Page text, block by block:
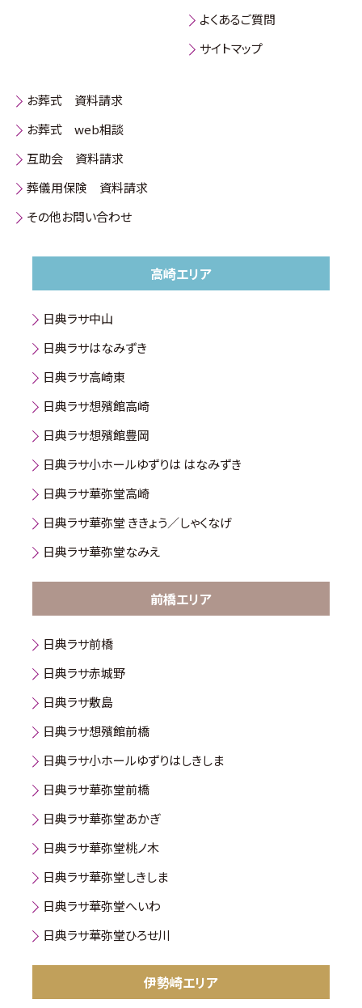
よくあるご質問
サイトマップ
お葬式 資料請求
お葬式 web相談
互助会 資料請求
葬儀用保険 資料請求
その他お問い合わせ
高崎エリア
日典ラサ中山
日典ラサはなみずき
日典ラサ高崎東
日典ラサ想殯館高崎
日典ラサ想殯館豊岡
日典ラサ小ホールゆずりは はなみずき
日典ラサ華弥堂高崎
日典ラサ華弥堂 ききょう／しゃくなげ
日典ラサ華弥堂なみえ
前橋エリア
日典ラサ前橋
日典ラサ赤城野
日典ラサ敷島
日典ラサ想殯館前橋
日典ラサ小ホールゆずりはしきしま
日典ラサ華弥堂前橋
日典ラサ華弥堂あかぎ
日典ラサ華弥堂桃ノ木
日典ラサ華弥堂しきしま
日典ラサ華弥堂へいわ
日典ラサ華弥堂ひろせ川
伊勢崎エリア